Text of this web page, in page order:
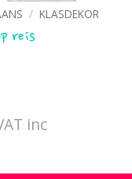
/ KLASDEKOR
reis
inc
reis quantity